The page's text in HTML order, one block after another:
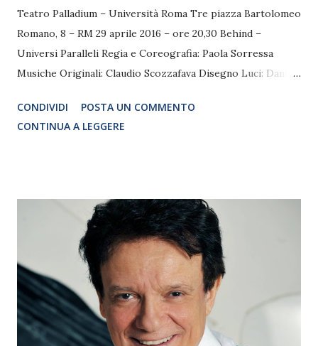
Teatro Palladium – Università Roma Tre piazza Bartolomeo
Romano, 8 – RM 29 aprile 2016 – ore 20,30 Behind –
Universi Paralleli Regia e Coreografia: Paola Sorressa
Musiche Originali: Claudio Scozzafava Disegno Luci: Danila
Produzione sostenuta da: MIBACT, Comune di Ladispoli e
Mandala Dance Company
CONDIVIDI
POSTA UN COMMENTO
CONTINUA A LEGGERE